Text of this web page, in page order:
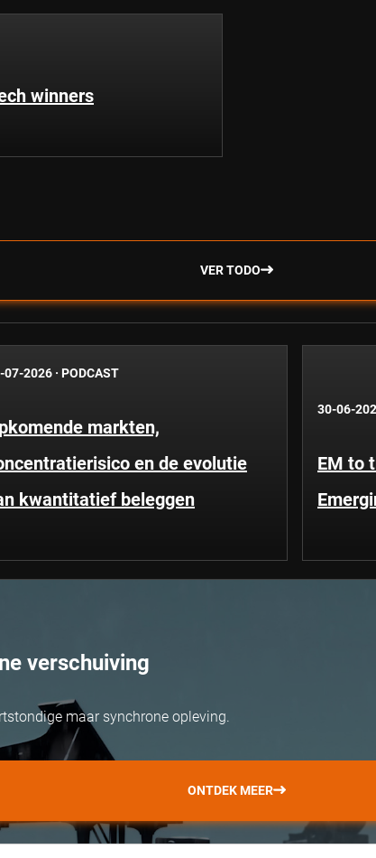
winners
VER TODO
07-2026 · PODCAST
markten,
en de evolutie
kwantitatief beleggen
30-06-
EM to
verschuiving
maar synchrone opleving.
ONTDEK MEER